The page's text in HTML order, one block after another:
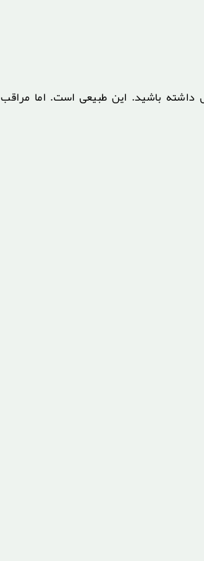
باشید. این طبیعی است. اما مراقب